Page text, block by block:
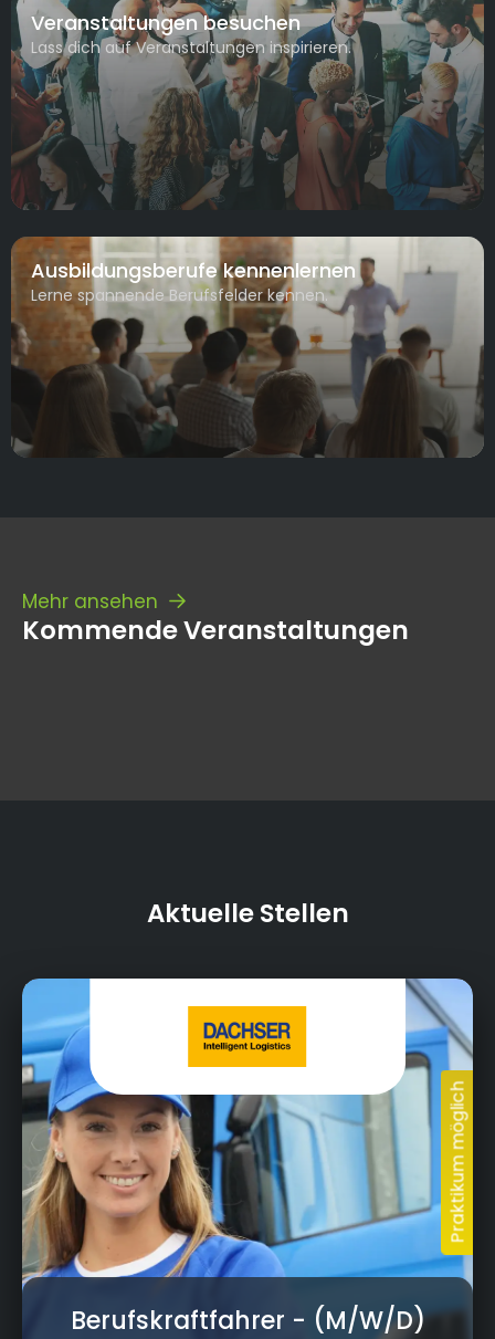
Veranstaltungen besuchen
Lass dich auf Veranstaltungen inspirieren.
Ausbildungsberufe kennenlernen
Lerne spannende Berufsfelder kennen.
Mehr ansehen
Kommende Veranstaltungen
Aktuelle Stellen
Thomas-Dachser-Straße 1, 95030 Hof
Berufskraftfahrer - (M/W/D)